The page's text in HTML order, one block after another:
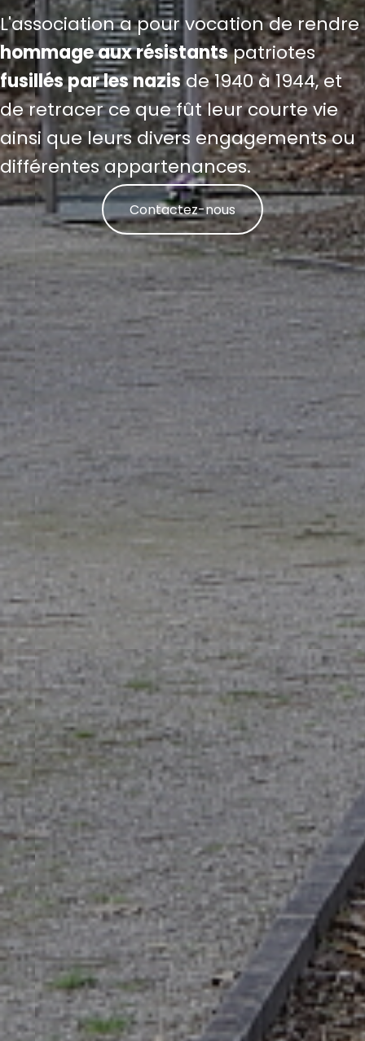
L'association a pour vocation de rendre
hommage aux résistantspatriotes
fusillés par les nazisde 1940 à 1944, et
de retracer ce que fût leur courte vie
ainsi que leurs divers engagements ou
différentes appartenances.
Contactez-nous